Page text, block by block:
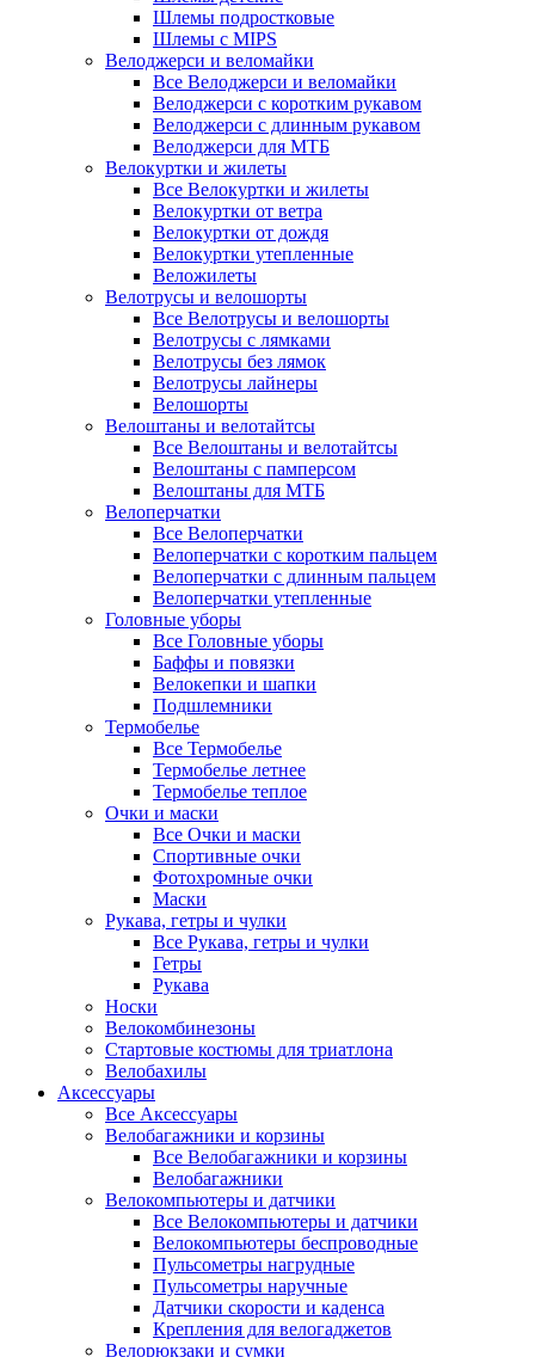
Шлемы подростковые
Шлемы с MIPS
Велоджерси и веломайки
Все Велоджерси и веломайки
Велоджерси с коротким рукавом
Велоджерси с длинным рукавом
Велоджерси для МТБ
Велокуртки и жилеты
Все Велокуртки и жилеты
Велокуртки от ветра
Велокуртки от дождя
Велокуртки утепленные
Веложилеты
Велотрусы и велошорты
Все Велотрусы и велошорты
Велотрусы с лямками
Велотрусы без лямок
Велотрусы лайнеры
Велошорты
Велоштаны и велотайтсы
Все Велоштаны и велотайтсы
Велоштаны с памперсом
Велоштаны для МТБ
Велоперчатки
Все Велоперчатки
Велоперчатки с коротким пальцем
Велоперчатки с длинным пальцем
Велоперчатки утепленные
Головные уборы
Все Головные уборы
Баффы и повязки
Велокепки и шапки
Подшлемники
Термобелье
Все Термобелье
Термобелье летнее
Термобелье теплое
Очки и маски
Все Очки и маски
Спортивные очки
Фотохромные очки
Маски
Рукава, гетры и чулки
Все Рукава, гетры и чулки
Гетры
Рукава
Носки
Велокомбинезоны
Стартовые костюмы для триатлона
Велобахилы
Аксессуары
Все Аксессуары
Велобагажники и корзины
Все Велобагажники и корзины
Велобагажники
Велокомпьютеры и датчики
Все Велокомпьютеры и датчики
Велокомпьютеры беспроводные
Пульсометры нагрудные
Пульсометры наручные
Датчики скорости и каденса
Крепления для велогаджетов
Велорюкзаки и сумки